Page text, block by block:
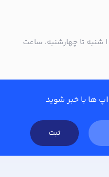
تلفن پشتیبانی ۰۲۱۵۷۹۴۲۰۰۰ | شنبه تا چهارشنبه، ساعت
ها با خبر شوید
ثبت